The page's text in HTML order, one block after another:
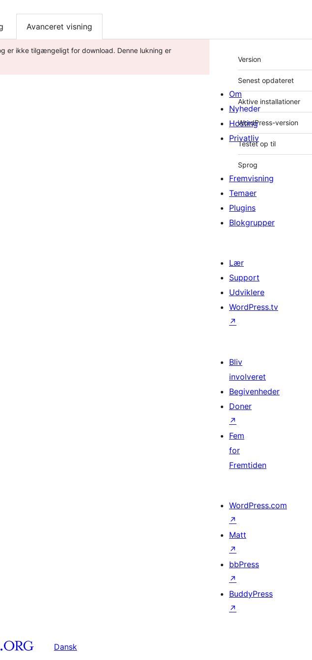
Avanceret visning
er ikke tilgængeligt for download. Denne lukning er
Meta
Version
Senest opdateret
Aktive installationer
WordPress-version
Testet op til
Sprog
Om
Nyheder
Hosting
Privatliv
Fremvisning
Temaer
Plugins
Blokgrupper
Lær
Support
Udviklere
WordPress.tv
↗
Bliv
involveret
Begivenheder
Doner
↗
Fem
for
Fremtiden
WordPress.com
↗
Matt
↗
bbPress
↗
BuddyPress
↗
Dansk